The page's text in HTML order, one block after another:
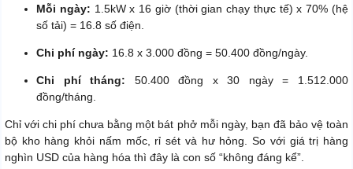
Mỗi ngày: 1.5kW x 16 giờ (thời gian chạy thực tế) x 70% (hệ
số tải) = 16.8 số điện.
Chi phí ngày: 16.8 x 3.000 đồng = 50.400 đồng/ngày.
Chi phí tháng: 50.400 đồng x 30 ngày = 1.512.000
đồng/tháng.
Chỉ với chi phí chưa bằng một bát phở mỗi ngày, bạn đã bảo vệ toàn
bộ kho hàng khỏi nấm mốc, rỉ sét và hư hỏng. So với giá trị hàng
nghìn USD của hàng hóa thì đây là con số “không đáng kể”.